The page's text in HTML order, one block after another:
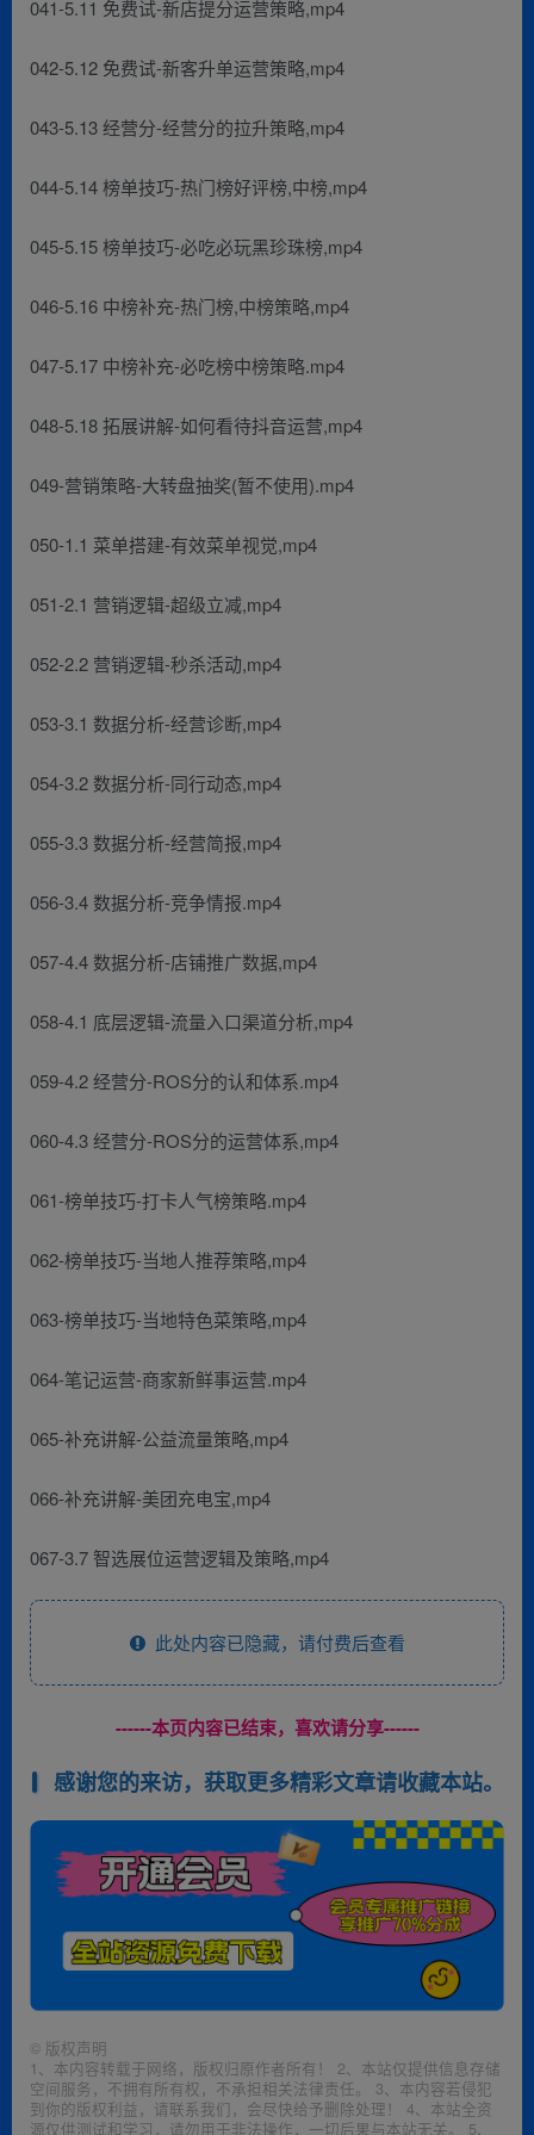
041-5.11 免费试-新店提分运营策略,mp4
042-5.12 免费试-新客升单运营策略,mp4
043-5.13 经营分-经营分的拉升策略,mp4
044-5.14 榜单技巧-热门榜好评榜,中榜,mp4
045-5.15 榜单技巧-必吃必玩黑珍珠榜,mp4
046-5.16 中榜补充-热门榜,中榜策略,mp4
047-5.17 中榜补充-必吃榜中榜策略.mp4
048-5.18 拓展讲解-如何看待抖音运营,mp4
049-营销策略-大转盘抽奖(暂不使用).mp4
050-1.1 菜单搭建-有效菜单视觉,mp4
051-2.1 营销逻辑-超级立减,mp4
052-2.2 营销逻辑-秒杀活动,mp4
053-3.1 数据分析-经营诊断,mp4
054-3.2 数据分析-同行动态,mp4
055-3.3 数据分析-经营简报,mp4
056-3.4 数据分析-竞争情报.mp4
057-4.4 数据分析-店铺推广数据,mp4
058-4.1 底层逻辑-流量入口渠道分析,mp4
059-4.2 经营分-ROS分的认和体系.mp4
060-4.3 经营分-ROS分的运营体系,mp4
061-榜单技巧-打卡人气榜策略.mp4
062-榜单技巧-当地人推荐策略,mp4
063-榜单技巧-当地特色菜策略,mp4
064-笔记运营-商家新鲜事运营.mp4
065-补充讲解-公益流量策略,mp4
066-补充讲解-美团充电宝,mp4
067-3.7 智选展位运营逻辑及策略,mp4
此处内容已隐藏，请付费后查看
------本页内容已结束，喜欢请分享------
感谢您的来访，获取更多精彩文章请收藏本站。
© 版权声明
1、本内容转载于网络，版权归原作者所有！ 2、本站仅提供信息存储
空间服务，不拥有所有权，不承担相关法律责任。 3、本内容若侵犯
到你的版权利益，请联系我们，会尽快给予删除处理！ 4、本站全资
源仅供测试和学习，请勿用于非法操作，一切后果与本站无关。 5、